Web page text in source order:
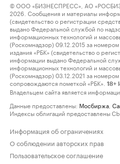
© ООО «БИЗНЕСПРЕСС», АО
2026. Сообщения и материалы
(свидетельство о регистрации
выдано Федеральной службой по
информационных технологий и
(Роскомнадзор) 09.12.2015 за
издания «РБК» (свидетельство о
информации выдано Федеральной
информационных технологий и
(Роскомнадзор) 03.12.2021 за
сопровождаются пометкой «РБК».
18+
Владельцем сайта является
Данные предоставлены: Мосбиржа
Индексы облигаций предоставлены
Информация об ограничениях
О соблюдении авторских прав
Пользовательское соглашение